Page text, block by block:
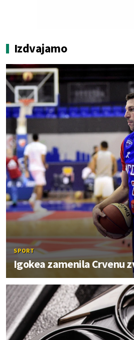
Izdvajamo
SPORT
Igokea zamenila Crvenu